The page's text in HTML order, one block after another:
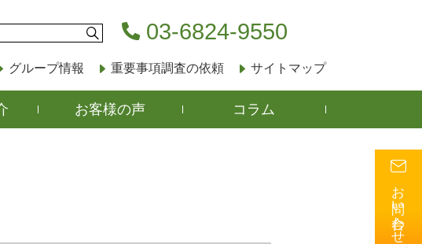
03-6824-9550
グループ情報 重要事項調査の依頼 サイトマップ
お問い合わせ
お客様の声 コラム